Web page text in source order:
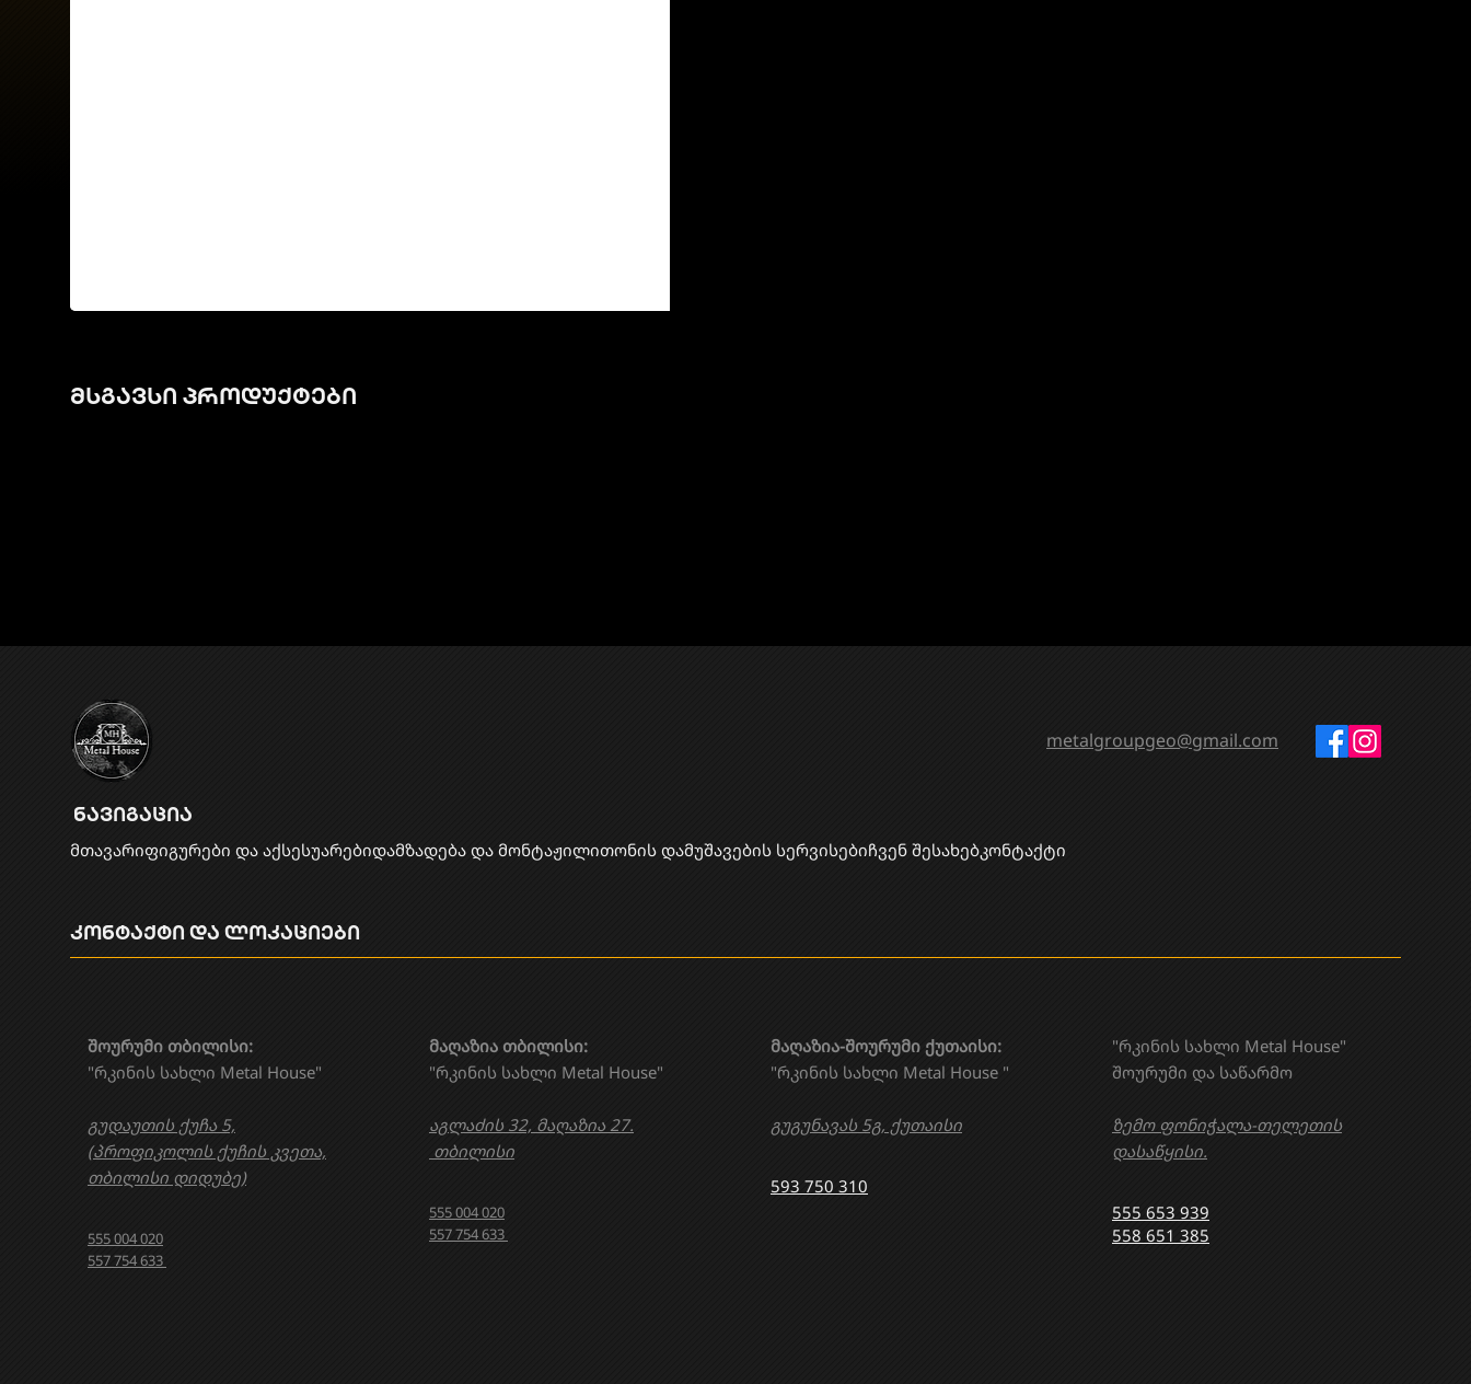
მსგავსი პროდუქტები
ნავიგაცია
მთავარიფიგურები და აქსესუარებიდამზადება და მონტაჟი​ლითონის დამუშავების სერვისებიჩვენ შესახებკონტაქტი
"რკინის სახლი Metal House"
შოურუმი და საწარმო
ზემო ფონიჭალა-თელეთის
დასაწყისი.
555 653 939
558 651 385
მაღაზია თბილისი:
"რკინის სახლი Metal House"
აგლაძის 32, მაღაზია 27.
თბილისი
555 004 020
557 754 633
მაღაზია-შოურუმი ქუთაისი:
"რკინის სახლი Metal House "
გუგუნავას 5გ, ქუთაისი
593 750 310
შოურუმი თბილისი:
"რკინის სახლი Metal House"
გუდაუთის ქუჩა 5,
(პროფიკოლის ქუჩის კვეთა,
თბილისი დიდუბე)
555 004 020
557 754 633
კონტაქტი და ლოკაციები
metalgroupgeo@gmail.com